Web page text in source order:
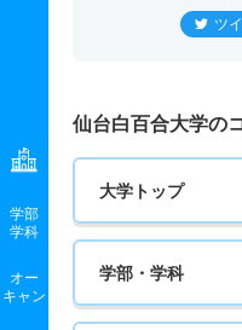
学部
学科
オー
キャン
ツ
仙台白百合大学の
大学トップ
学部・学科